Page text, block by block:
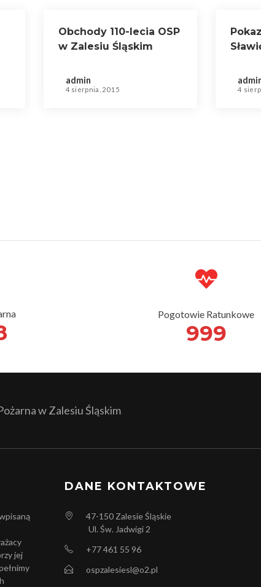
Obchody 110-lecia OSP
w Zalesiu Śląskim
admin
4 sierpnia, 2015 4
Pogotowie Ratunkowe
999
w Zalesiu Śląskim
jej
DANE KONTAKTOWE
47-150 Zalesie Śląskie
Ul. Św. Jadwigi 2
+77 461 55 96
ospzalesiesl@o2.pl